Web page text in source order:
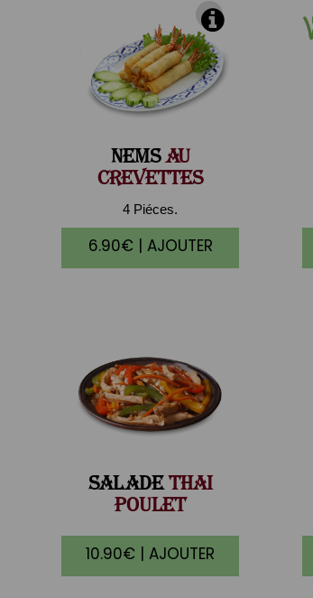
NEMSAU
CREVETTES
4 Piéces.
6.90€ | AJOUTER
SALADETHAI
POULET
10.90€ | AJOUTER